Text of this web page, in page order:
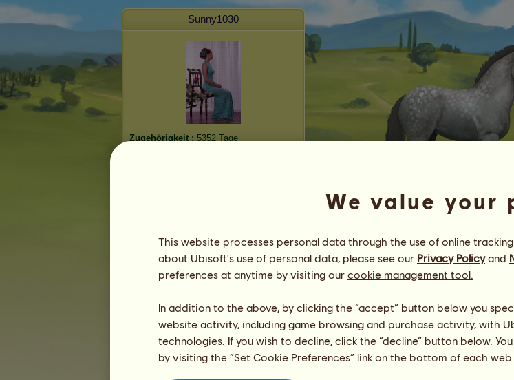
Sunny1030
Zugehörigkeit : 5352 Tage
Die Gesamtrangliste
Die Platzierung für die Rasse
Caoimhe
08:00
Gesundheit
Moral
Fähigkeiten
We value your
This website processes personal data through the use of online
about Ubisoft's use of personal data, please see our Privacy Policyand
preferences at anytime by visiting our cookie management tool.
In addition to the above, by clicking the “accept” button below you
website activity, including game browsing and purchase activity, with
technologies. If you wish to decline, click the “decline” button below.
by visiting the “Set Cookie Preferences” link on the bottom of each web